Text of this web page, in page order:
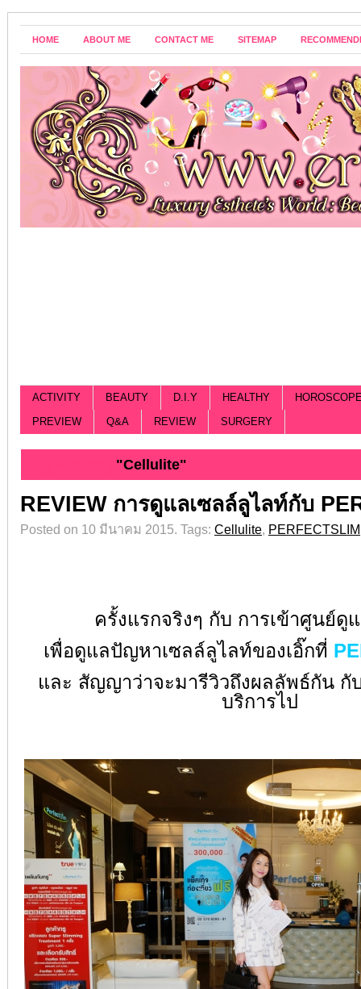
HOME ABOUT ME CONTACT ME SITEMAP
ACTIVITY BEAUTY D.I.Y HEALTHY
PREVIEW
Q&A REVIEW SURGERY
"Cellulite"
REVIEW การดูแลเซลล์ลูไลท์กับ
Posted on 10 มีนาคม 2015. Tags: Cellulite, PERFECTSLIM
ครั้งแรกจริงๆ กับ การเข้าศูนย์ดู
เพื่อดูแลปัญหาเซลล์ลูไลท์ของเอิ๊กที่
และ สัญญาว่าจะมารีวิวถึงผลลัพธ์กัน กั
บริการไป